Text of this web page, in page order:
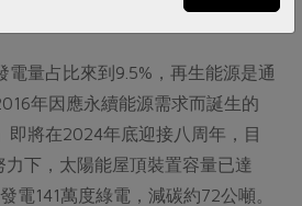
電量占比來到9.5%，再生能源是通
年因應永續能源需求而誕生的
即將在2024年底迎接八周年，目
下，太陽能屋頂裝置容量已達
電141萬度綠電，減碳約72公噸。